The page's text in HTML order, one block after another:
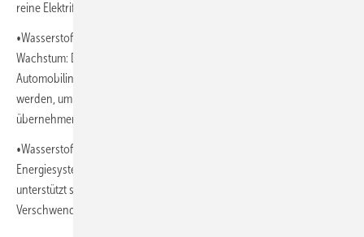
reine Elektrifizierung.
•Wasserstoffmobilität ist ein Motor für Arbeitsplätze und industrielles
Wachstum: Die bestehenden industriellen Stärken Europas in der
Automobilindustrie und der fortschrittlichen Fertigung können genutzt
werden, um eine Führungsposition in der Wasserstofftechnologie zu
übernehmen und bis 2030 bis zu 500.000 Arbeitsplätze zu schaffen.
•Wasserstoffmobilität erschließt entscheidende Synergien im
Energiesystem: Wasserstoff ermöglicht die Bündelung der Nachfrage,
unterstützt schwer zu dekarbonisierende Branchen und reduziert die
Verschwendung erneuerbarer Energien drastisch.